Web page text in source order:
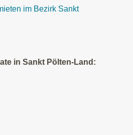
im Bezirk Sankt
in Sankt Pölten-Land: